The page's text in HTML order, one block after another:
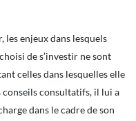
les enjeux dans lesquels
de s’investir ne sont
celles dans lesquelles elle
conseils consultatifs, il lui a
dans le cadre de son